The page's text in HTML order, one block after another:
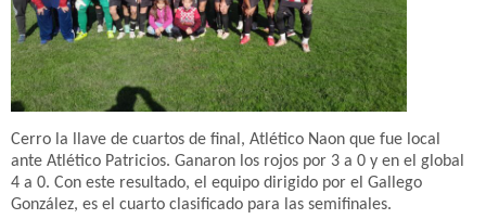
Cerro la llave de cuartos de final, Atlético Naon que fue local
ante Atlético Patricios. Ganaron los rojos por 3 a 0 y en el global
4 a 0. Con este resultado, el equipo dirigido por el Gallego
González, es el cuarto clasificado para las semifinales.